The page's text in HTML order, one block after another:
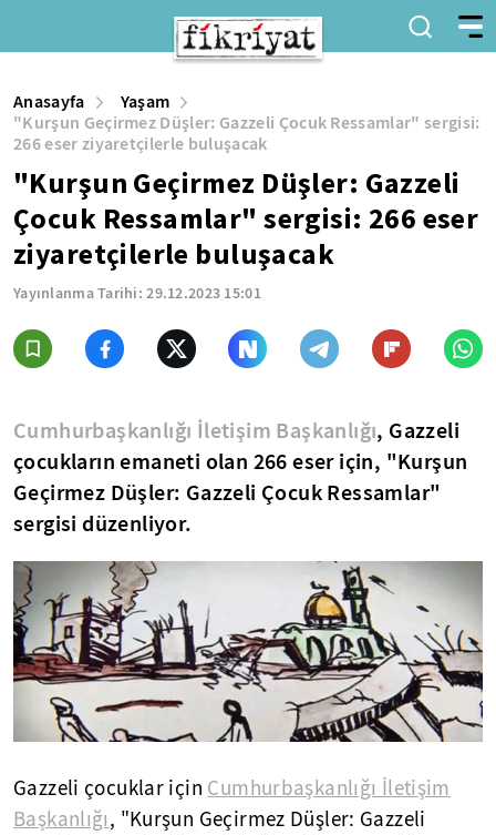
Anasayfa
Yaşam
"Kurşun Geçirmez Düşler: Gazzeli Çocuk Ressamlar" sergisi:
266 eser ziyaretçilerle buluşacak
"Kurşun Geçirmez Düşler: Gazzeli
Çocuk Ressamlar" sergisi: 266 eser
ziyaretçilerle buluşacak
Yayınlanma Tarihi:29.12.2023 15:01
Cumhurbaşkanlığı İletişim Başkanlığı, Gazzeli
çocukların emaneti olan 266 eser için, "Kurşun
Geçirmez Düşler: Gazzeli Çocuk Ressamlar"
sergisi düzenliyor.
Gazzeli çocuklar için Cumhurbaşkanlığı İletişim
Başkanlığı, "Kurşun Geçirmez Düşler: Gazzeli